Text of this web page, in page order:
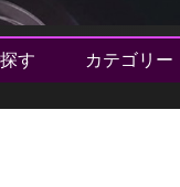
す カテゴリー